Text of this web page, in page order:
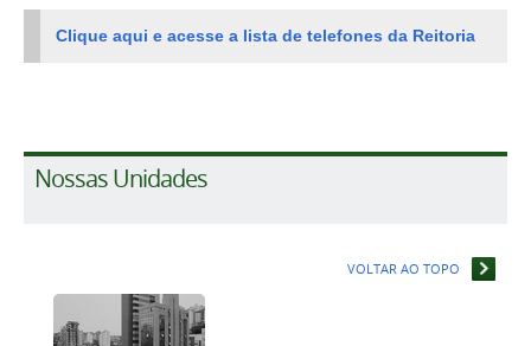
Clique aqui e acesse a lista de telefones da Reitoria
Nossas Unidades
VOLTAR AO TOPO